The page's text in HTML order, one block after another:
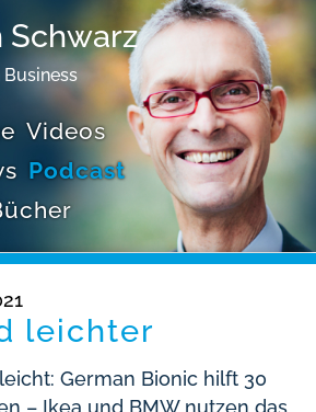
Schwarz
Videos
Podcast
leichter
German Bionic hilft 30
– Ikea und BMW nutzen das